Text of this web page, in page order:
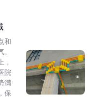
和
，
院
满
保